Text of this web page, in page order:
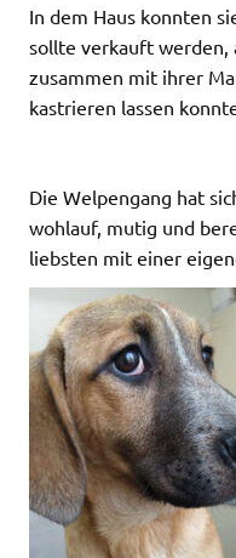
In dem Haus konnten
sollte verkauft werden,
zusammen mit ihrer
kastrieren lassen
Die Welpengang hat
wohlauf, mutig und
liebsten mit einer